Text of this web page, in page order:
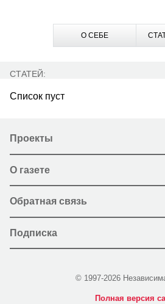
О СЕБЕ
СТАТЕЙ:
Список пуст
Проекты
О газете
Обратная связь
Подписка
© 1997-2026
Полная версия